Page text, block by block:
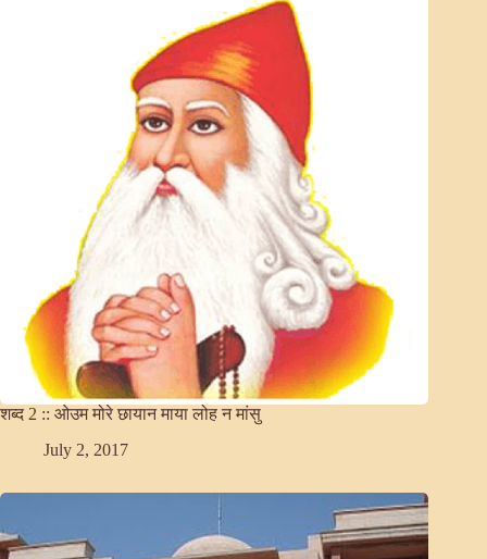
शब्द 2 :: ओउम मोरे छायान माया लोह न मांसु
July 2, 2017